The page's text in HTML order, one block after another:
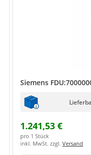
Siemens
1.241,53 €
pro 1 Stück
inkl. MwSt. zzgl. Versand